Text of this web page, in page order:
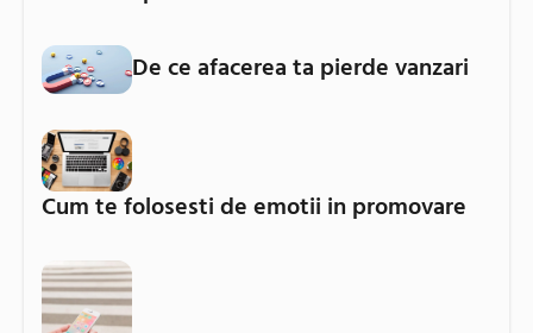
De ce afacerea ta pierde vanzari
Cum te folosesti de emotii in promovare